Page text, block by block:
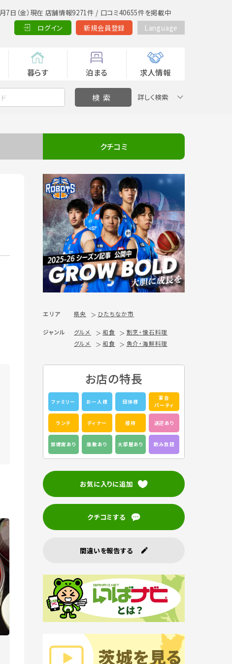
7日（金）現在 店舗情報9271件 / 口コミ40655件を掲載中
ログイン
新規会員登録 Language
暮らす 泊まる 求人情報
詳しく検索
クチコミ
エリア 県央 ひたちなか市
ジャンル グルメ 和食
割烹・懐石料理
グルメ
和食 魚介・海鮮料理
お店の特長
ファミリー お一人様 団体様
宴会
パーティ
ランチ ディナー 接待 送迎あり
禁煙席あり 座敷あり 大部屋あり 飲み放題
お気に入りに追加
クチコミする
間違いを報告する